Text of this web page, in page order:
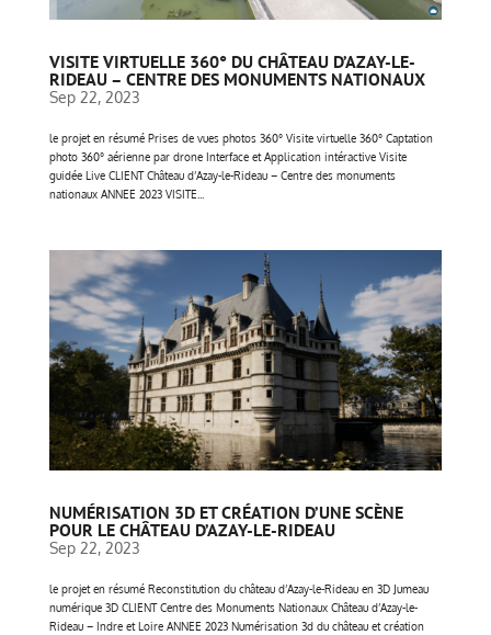
VISITE VIRTUELLE 360° DU CHÂTEAU D’AZAY-LE-
RIDEAU – CENTRE DES MONUMENTS NATIONAUX
Sep 22, 2023
le projet en résumé Prises de vues photos 360° Visite virtuelle 360° Captation
photo 360° aérienne par drone Interface et Application intéractive Visite
guidée Live CLIENT Château d’Azay-le-Rideau – Centre des monuments
nationaux ANNEE 2023 VISITE...
NUMÉRISATION 3D ET CRÉATION D’UNE SCÈNE
POUR LE CHÂTEAU D’AZAY-LE-RIDEAU
Sep 22, 2023
le projet en résumé Reconstitution du château d’Azay-le-Rideau en 3D Jumeau
numérique 3D CLIENT Centre des Monuments Nationaux Château d’Azay-le-
Rideau – Indre et Loire ANNEE 2023 Numérisation 3d du château et création